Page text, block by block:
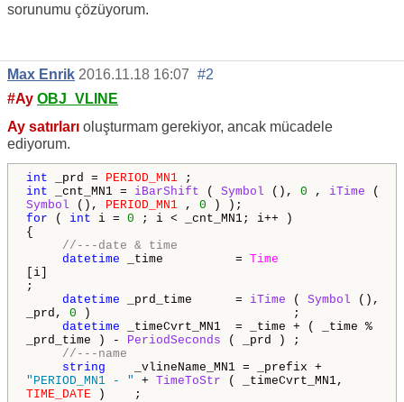
sorunumu çözüyorum.
Max Enrik 2016.11.18 16:07 #2
#Ay OBJ_VLINE
Ay satırları oluşturmam gerekiyor, ancak mücadele
ediyorum.
int _prd = PERIOD_MN1 ;
int _cnt_MN1 = iBarShift ( Symbol (), 0 , iTime (
Symbol (), PERIOD_MN1 , 0 ) );
for ( int i = 0 ; i < _cnt_MN1; i++ )
{
//---date & time
datetime _time = Time
[i]
;
datetime _prd_time = iTime ( Symbol (),
_prd, 0 ) ;
datetime _timeCvrt_MN1 = _time + ( _time %
_prd_time ) - PeriodSeconds ( _prd ) ;
//---name
string _vlineName_MN1 = _prefix +
"PERIOD_MN1 - "
+ TimeToStr ( _timeCvrt_MN1,
TIME_DATE ) ;